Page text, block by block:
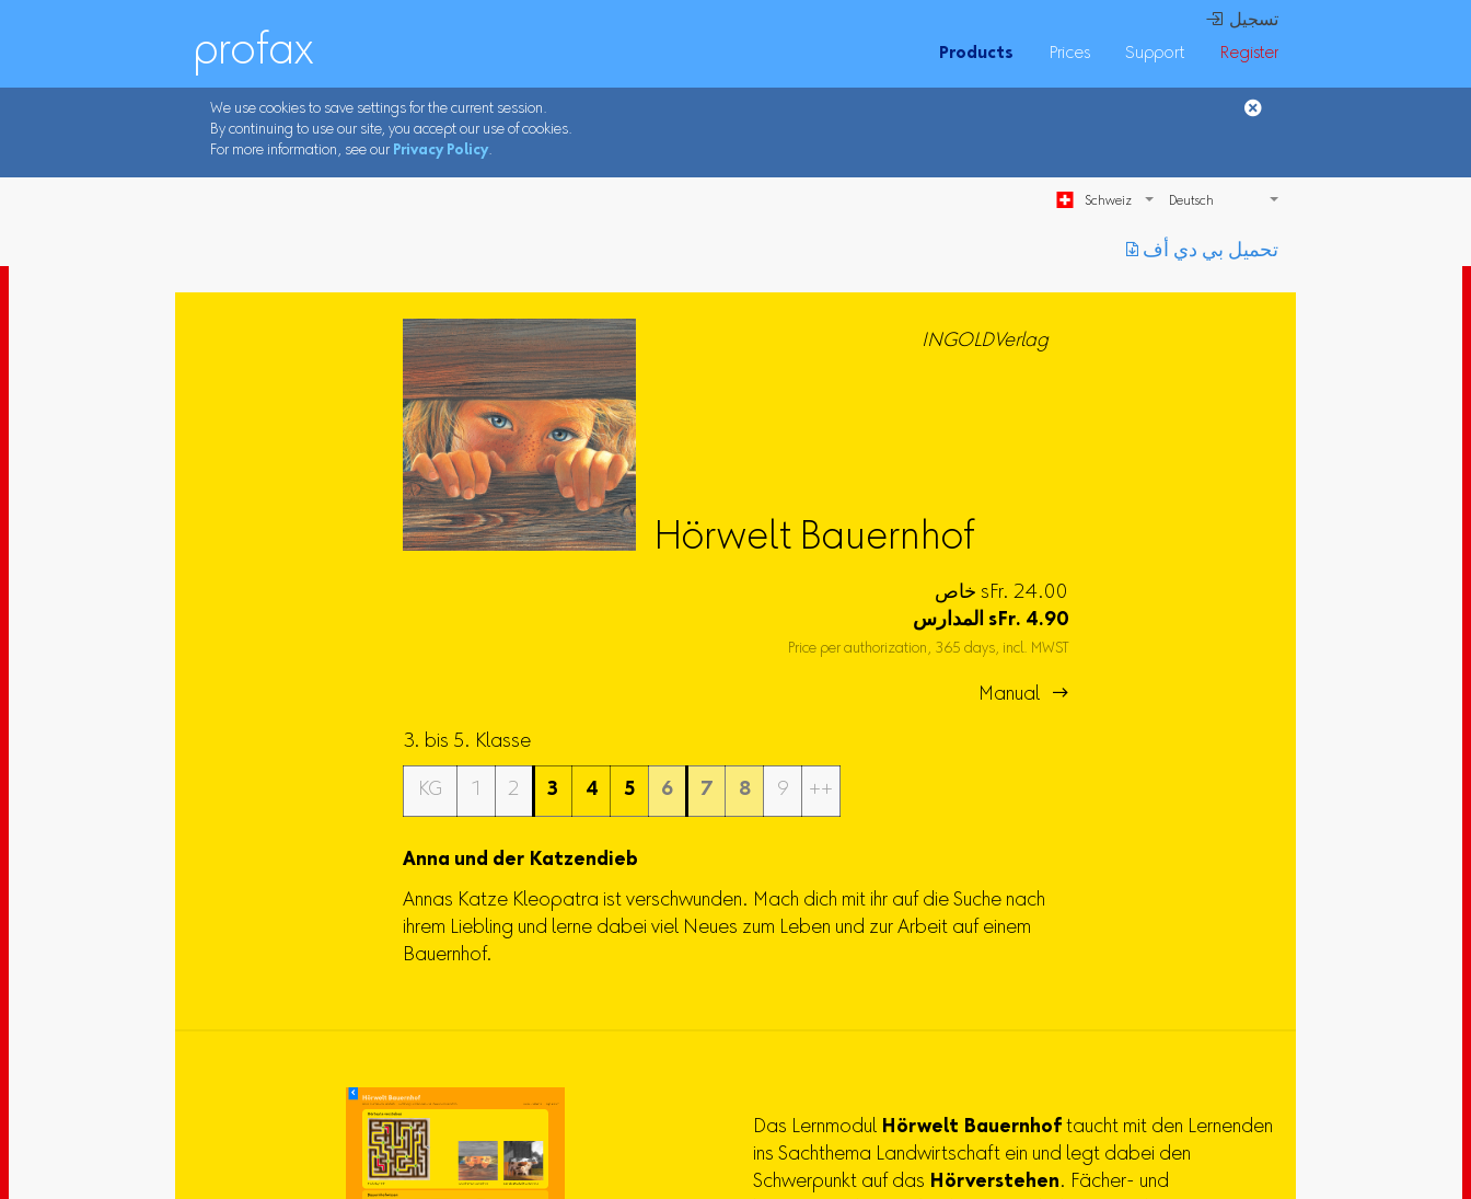
 تسجيل
Products
Prices Support Register
profax
We use cookies to save settings for the current session.
By continuing to use our site, you accept our use of cookies.
For more information, see our Privacy Policy.
Schweiz
︎ تحميل بي دي أف
INGOLDVerlag
Hörwelt Bauernhof
خاص sFr. 24.00
المدارس sFr. 4.90
Price per authorization, 365 days, incl. MWST
Manual 
3. bis 5. Klasse
KG 1 2 3 4 5 6 7 8 9 ++
Anna und der Katzendieb
Annas Katze Kleopatra ist verschwunden. Mach dich mit ihr auf die Suche nach
ihrem Liebling und lerne dabei viel Neues zum Leben und zur Arbeit auf einem
Bauernhof.
Das Lernmodul Hörwelt Bauernhof taucht mit den Lernenden
ins Sachthema Landwirtschaft ein und legt dabei den
Schwerpunkt auf das Hörverstehen. Fächer- und